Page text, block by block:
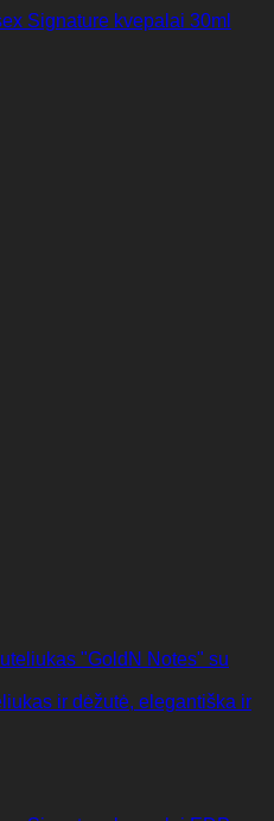
Signature kvepalai 30ml